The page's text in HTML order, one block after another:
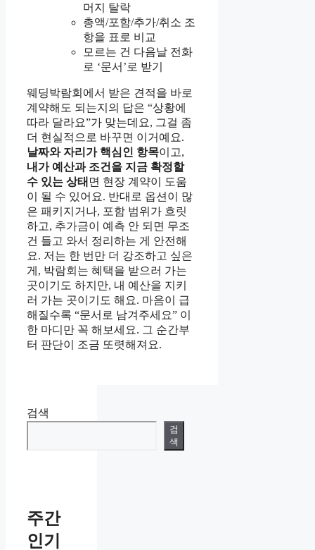
머지 탈락
총액/포함/추가/취소 조
항을 표로 비교
모르는 건 다음날 전화
로 ‘문서’로 받기
웨딩박람회에서 받은 견적을 바로
계약해도 되는지의 답은 “상황에
따라 달라요”가 맞는데요, 그걸 좀
더 현실적으로 바꾸면 이거예요.
날짜와 자리가 핵심인 항목이고,
내가 예산과 조건을 지금 확정할
수 있는 상태 면 현장 계약이 도움
이 될 수 있어요. 반대로 옵션이 많
은 패키지거나, 포함 범위가 흐릿
하고, 추가금이 예측 안 되면 무조
건 들고 와서 정리하는 게 안전해
요. 저는 한 번만 더 강조하고 싶은
게, 박람회는 혜택을 받으러 가는
곳이기도 하지만, 내 예산을 지키
러 가는 곳이기도 해요. 마음이 급
해질수록 “문서로 남겨주세요” 이
한 마디만 꼭 해보세요. 그 순간부
터 판단이 조금 또렷해져요.
검색
검
색
주간
인기